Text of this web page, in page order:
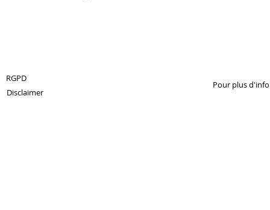
RGPD
Disclaimer
Pour plus